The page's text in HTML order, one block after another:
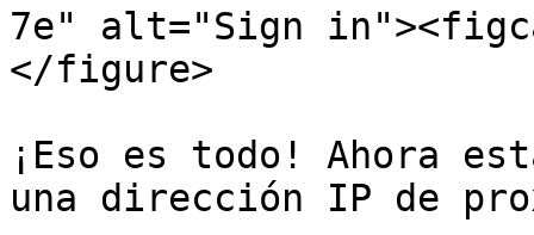
7e" alt="Sign
</figure>
¡Eso es todo! Ahora
una dirección IP de